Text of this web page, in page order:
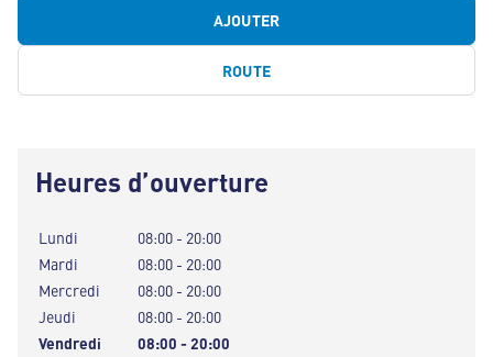
AJOUTER
ROUTE
Heures d’ouverture
Lundi
08:00 - 20:00
Mardi
08:00 - 20:00
Mercredi
08:00 - 20:00
Jeudi
08:00 - 20:00
Vendredi
08:00 - 20:00